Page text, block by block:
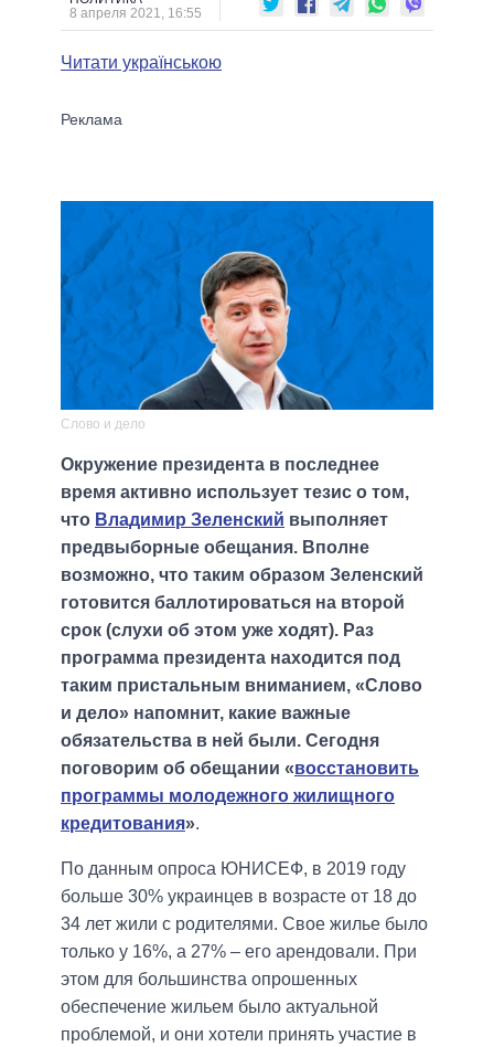
8 апреля 2021, 16:55
Читати українською
Слово и дело
Окружение президента в последнее
время активно использует тезис о том,
что Владимир Зеленский выполняет
предвыборные обещания. Вполне
возможно, что таким образом Зеленский
готовится баллотироваться на второй
срок (слухи об этом уже ходят). Раз
программа президента находится под
таким пристальным вниманием, «Слово
и дело» напомнит, какие важные
обязательства в ней были. Сегодня
поговорим об обещании «восстановить
программы молодежного жилищного
кредитования».
По данным опроса ЮНИСЕФ, в 2019 году
больше 30% украинцев в возрасте от 18 до
34 лет жили с родителями. Свое жилье было
только у 16%, а 27% – его арендовали. При
этом для большинства опрошенных
обеспечение жильем было актуальной
проблемой, и они хотели принять участие в